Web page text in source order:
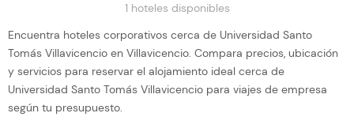
1 hoteles disponibles
Encuentra hoteles corporativos cerca de Universidad Santo
Tomás Villavicencio en Villavicencio. Compara precios, ubicación
y servicios para reservar el alojamiento ideal cerca de
Universidad Santo Tomás Villavicencio para viajes de empresa
según tu presupuesto.